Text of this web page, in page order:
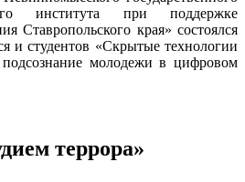
института при поддержке
Ставропольского края» состоялся
и студентов «Скрытые технологии
молодежи в цифровом
террора»